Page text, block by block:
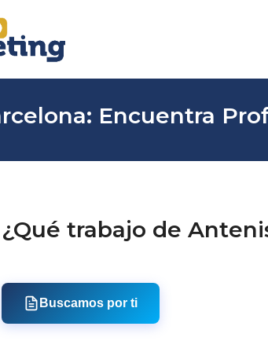
Encuentra
¿Qué trabajo de
Buscamos por ti